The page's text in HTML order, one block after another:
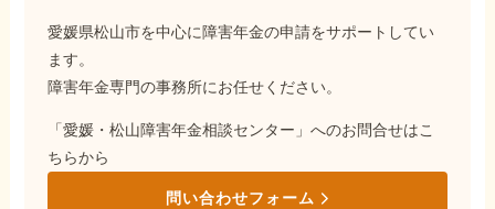
愛媛県松山市を中心に障害年金の申請をサポートしてい
ます。
障害年金専門の事務所にお任せください。
「愛媛・松山障害年金相談センター」へのお問合せはこ
ちらから
問い合わせフォーム